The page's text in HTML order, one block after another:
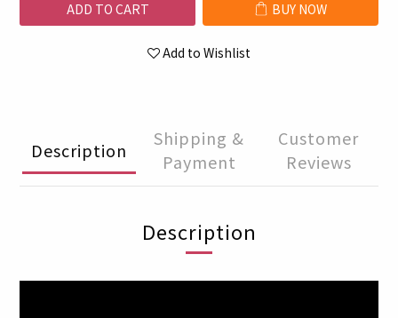
ADD TO CART BUY NOW
Add to Wishlist
Description
Shipping &
Payment
Customer
Reviews
Description